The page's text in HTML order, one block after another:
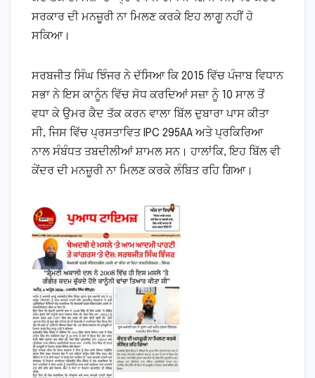
ਸਰਕਾਰ ਦੀ ਮਨਜ਼ੂਰੀ ਨਾ ਮਿਲਣ ਕਰਕੇ ਇਹ ਲਾਗੂ ਨਹੀਂ ਹੋ
ਸਕਿਆ।
ਸਰਬਜੀਤ ਸਿੰਘ ਝਿੰਜਰ ਨੇ ਦੱਸਿਆ ਕਿ 2015 ਵਿੱਚ ਪੰਜਾਬ ਵਿਧਾਨ
ਸਭਾ ਨੇ ਇਸ ਕਾਨੂੰਨ ਵਿੱਚ ਸੋਧ ਕਰਦਿਆਂ ਸਜ਼ਾ ਨੂੰ 10 ਸਾਲ ਤੋਂ
ਵਧਾ ਕੇ ਉਮਰ ਕੈਦ ਤੱਕ ਕਰਨ ਵਾਲਾ ਬਿੱਲ ਦੁਬਾਰਾ ਪਾਸ ਕੀਤਾ
ਸੀ, ਜਿਸ ਵਿੱਚ ਪ੍ਰਸਤਾਵਿਤ IPC 295AA ਅਤੇ ਪ੍ਰਕਿਰਿਆ
ਨਾਲ ਸੰਬੰਧਤ ਤਬਦੀਲੀਆਂ ਸ਼ਾਮਲ ਸਨ। ਹਾਲਾਂਕਿ, ਇਹ ਬਿੱਲ ਵੀ
ਕੇਂਦਰ ਦੀ ਮਨਜ਼ੂਰੀ ਨਾ ਮਿਲਣ ਕਰਕੇ ਲੰਬਿਤ ਰਹਿ ਗਿਆ।